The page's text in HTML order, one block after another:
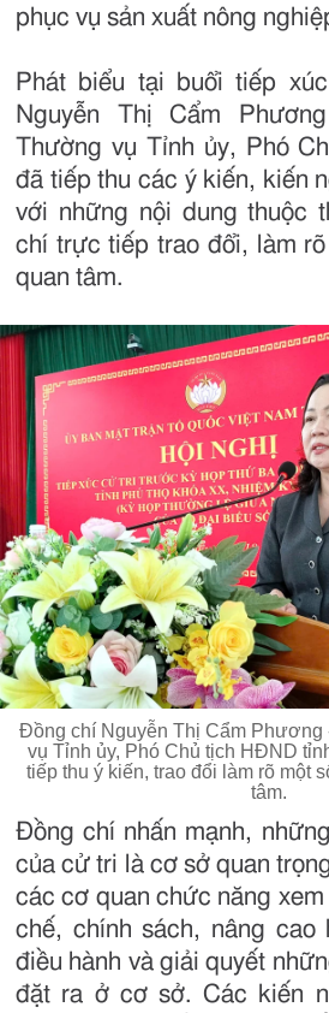
phục vụ sản xuất nông
Phát biểu tại buổi tiếp
Nguyễn Thị Cẩm
Thường vụ Tỉnh ủy, Phó
đã tiếp thu các ý kiến, kiến
với những nội dung thuộc
chí trực tiếp trao đổi, làm
quan tâm.
Đồng chí Nguyễn Thị Cẩm Phương
vụ Tỉnh ủy, Phó Chủ tịch HĐND
tiếp thu ý kiến, trao đổi làm rõ một
tâm.
Đồng chí nhấn mạnh,
của cử tri là cơ sở quan
các cơ quan chức năng
chế, chính sách, nâng cao
điều hành và giải quyết
đặt ra ở cơ sở. Các kiến